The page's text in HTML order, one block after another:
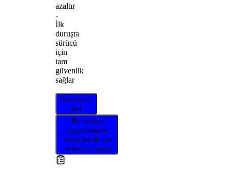
azaltır
-
İlk
duruşta
sürücü
için
tam
güvenlik
sağlar
Distribütör
bul
Bu ürünün
uygunluğunu
onaylamak için
aracınızı seçin